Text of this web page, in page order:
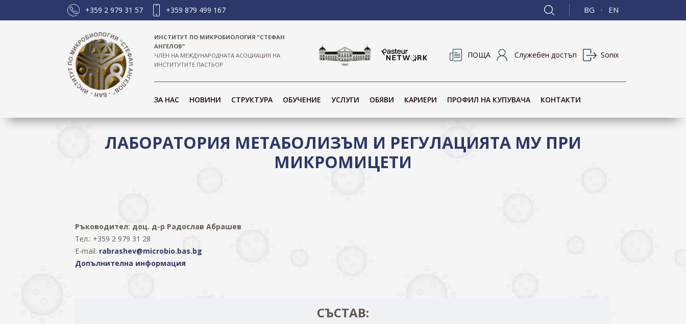
+359 2 979 31 57 +359 879 499 167 BG · EN
ИНСТИТУТ ПО МИКРОБИОЛОГИЯ “СТЕФАН
АНГЕЛОВ”
ЧЛЕН НА МЕЖДУНАРОДНАТА АСОЦИАЦИЯ НА
ИНСТИТУТИТЕ ПАСТЬОР
ПОЩА Служебен достъп Sonix
ЗА НАС НОВИНИ СТРУКТУРА ОБУЧЕНИЕ УСЛУГИ ОБЯВИ КАРИЕРИ ПРОФИЛ НА КУПУВАЧА КОНТАКТИ
ЛАБОРАТОРИЯ МЕТАБОЛИЗЪМ И РЕГУЛАЦИЯТА МУ ПРИ
МИКРОМИЦЕТИ
Ръководител: доц. д-р Радослав Абрашев
Тел.: +359 2 979 31 28
E-mail: rabrashev@microbio.bas.bg
Допълнителна информация
СЪСТАВ: